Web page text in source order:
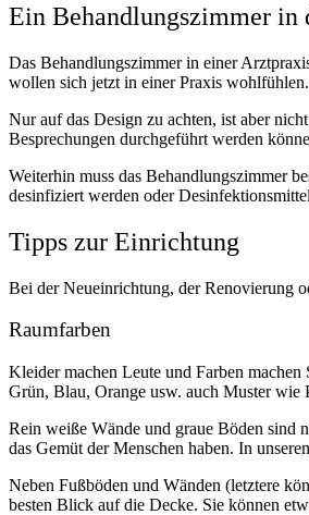
Ein Behandlungszimmer in
Das Behandlungszimmer in einer
wollen sich jetzt in einer Praxis
Nur auf das Design zu achten, ist aber
Besprechungen durchgeführt werden
Weiterhin muss das Behandlungszimmer
desinfiziert werden oder
Tipps zur Einrichtung
Bei der Neueinrichtung, der Renovierung
Raumfarben
Kleider machen Leute und Farben
Grün, Blau, Orange usw. auch Muster
Rein weiße Wände und graue Böden sind
das Gemüt der Menschen haben. In
Neben Fußböden und Wänden (letztere
besten Blick auf die Decke. Sie können